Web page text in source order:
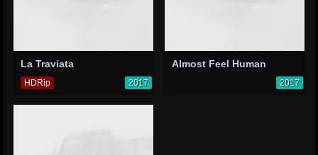
La Traviata
HDRip 2017
Almost Feel Human
2017